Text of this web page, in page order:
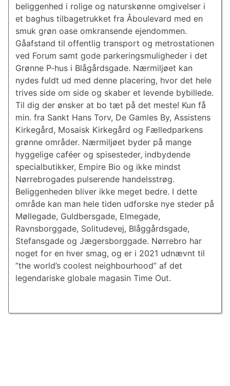
beliggenhed i rolige og naturskønne omgivelser i
et baghus tilbagetrukket fra Åboulevard med en
smuk grøn oase omkransende ejendommen.
Gåafstand til offentlig transport og metrostationen
ved Forum samt gode parkeringsmuligheder i det
Grønne P-hus i Blågårdsgade. Nærmiljøet kan
nydes fuldt ud med denne placering, hvor det hele
trives side om side og skaber et levende bybillede.
Til dig der ønsker at bo tæt på det meste! Kun få
min. fra Sankt Hans Torv, De Gamles By, Assistens
Kirkegård, Mosaisk Kirkegård og Fælledparkens
grønne områder. Nærmiljøet byder på mange
hyggelige caféer og spisesteder, indbydende
specialbutikker, Empire Bio og ikke mindst
Nørrebrogades pulserende handelsstrøg.
Beliggenheden bliver ikke meget bedre. I dette
område kan man hele tiden udforske nye steder på
Møllegade, Guldbersgade, Elmegade,
Ravnsborggade, Solitudevej, Blåggårdsgade,
Stefansgade og Jægersborggade. Nørrebro har
noget for en hver smag, og er i 2021 udnævnt til
”the world’s coolest neighbourhood” af det
legendariske globale magasin Time Out.